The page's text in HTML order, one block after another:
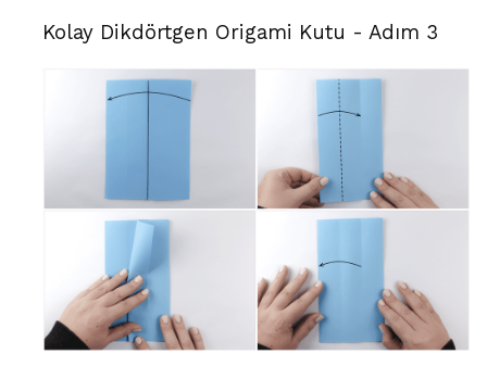
Kolay Dikdörtgen Origami Kutu - Adım 3